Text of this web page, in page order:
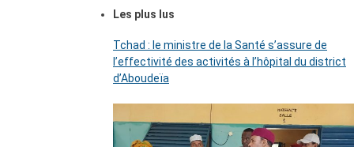
Les plus lus
Tchad : le ministre de la Santé s’assure de
l’effectivité des activités à l’hôpital du district
d’Aboudeïa